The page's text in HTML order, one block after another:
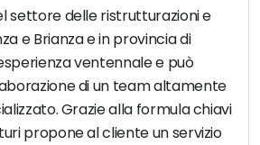
settore delle ristrutturazioni e
e Brianza e in provincia di
ventennale e può
di un team altamente
Grazie alla formula chiavi
propone al cliente un servizio